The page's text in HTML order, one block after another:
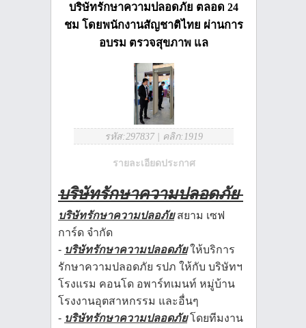
บริษัทรักษาความปลอดภัย ตลอด 24
ชม โดยพนักงานสัญชาติไทย ผ่านการ
อบรม ตรวจสุขภาพ แล
รหัส:297837 คลิก:1919
รายละเอียดประกาศ
บริษัทรักษาความปลอดภัย
บริษัทรักษาความปลอภัยสยาม เซฟ
การ์ด จำกัด
- บริษัทรักษาความปลอดภัยให้บริการ
รักษาความปลอดภัย รปภ ให้กับ บริษัทฯ
โรงแรม คอนโด อพาร์ทเมนท์ หมู่บ้าน
โรงงานอุตสาหกรรม และอื่นๆ
- บริษัทรักษาความปลอดภัยโดยทีมงาน